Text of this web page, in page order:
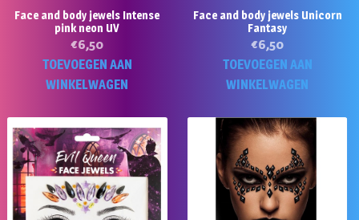
Face and body jewels Intense
pink neon UV
€6,50
TOEVOEGEN AAN
WINKELWAGEN
Face and body jewels Unicorn
Fantasy
€6,50
TOEVOEGEN AAN
WINKELWAGEN